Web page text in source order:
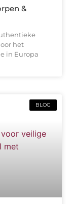
&
het
in Europa
BLOG